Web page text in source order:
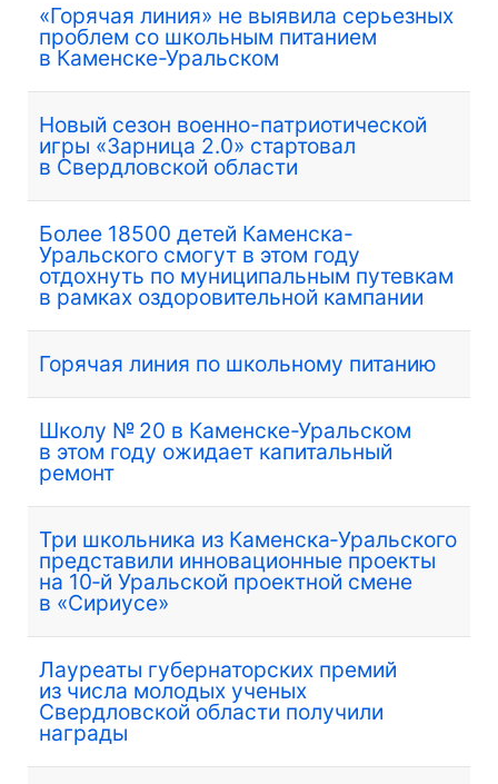
«Горячая линия» не выявила серьезных
проблем со школьным питанием
в Каменске-Уральском
Новый сезон военно-патриотической
игры «Зарница 2.0» стартовал
в Свердловской области
Более 18500 детей Каменска-
Уральского смогут в этом году
отдохнуть по муниципальным путевкам
в рамках оздоровительной кампании
Горячая линия по школьному питанию
Школу № 20 в Каменске-Уральском
в этом году ожидает капитальный
ремонт
Три школьника из Каменска‑Уральского
представили инновационные проекты
на 10‑й Уральской проектной смене
в «Сириусе»
Лауреаты губернаторских премий
из числа молодых ученых
Свердловской области получили
награды